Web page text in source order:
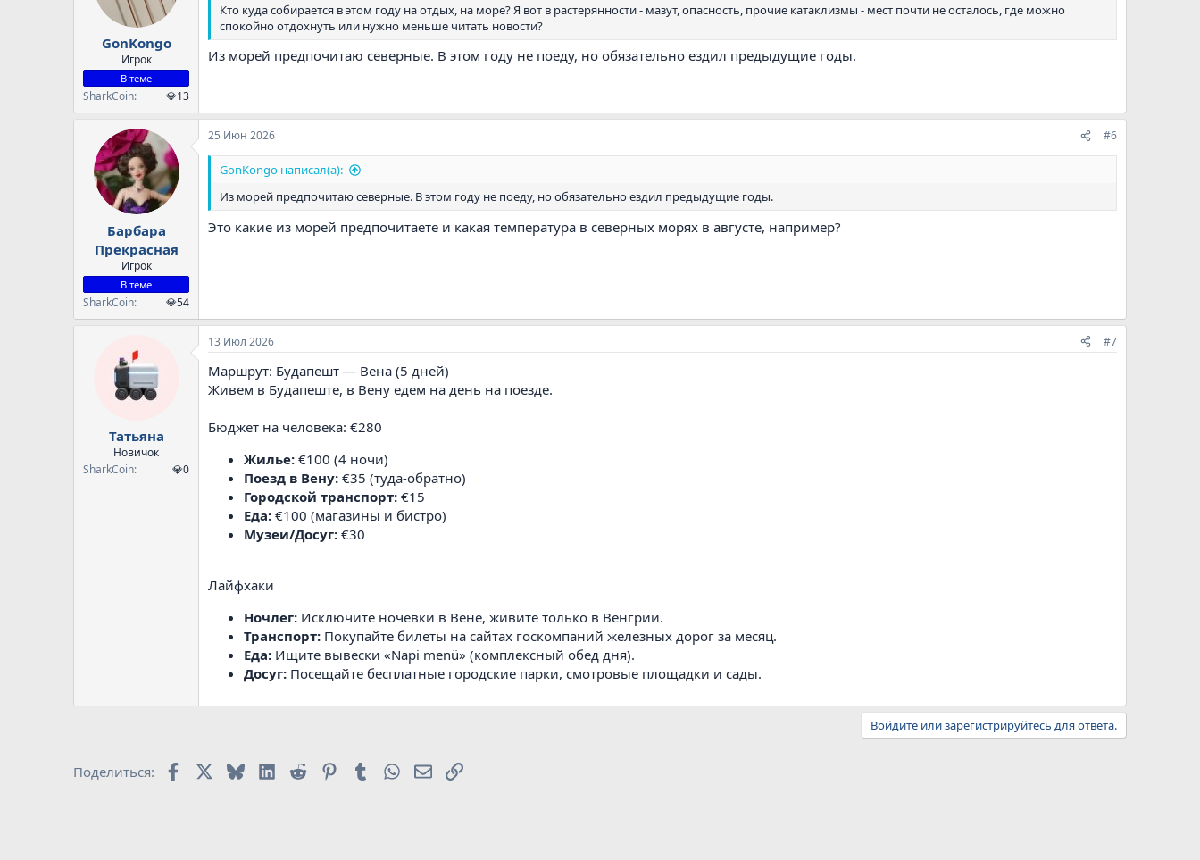
GonKongo
Игрок
В теме
SharkCoin 💎13
Кто куда собирается в этом году на отдых, на море? Я вот в растерянности - мазут, опасность, прочие катаклизмы - мест почти не осталось, где можно
спокойно отдохнуть или нужно меньше читать новости?
Из морей предпочитаю северные. В этом году не поеду, но обязательно ездил предыдущие годы.
Барбара
Прекрасная
Игрок
В теме
SharkCoin 💎54
25 Июн 2026 #6
GonKongo написал(а):
Из морей предпочитаю северные. В этом году не поеду, но обязательно ездил предыдущие годы.
Это какие из морей предпочитаете и какая температура в северных морях в августе, например?
Татьяна
Новичок
SharkCoin
💎0
13 Июл 2026 #7
Маршрут: Будапешт — Вена (5 дней)
Живем в Будапеште, в Вену едем на день на поезде.
Бюджет на человека: €280
Жилье: €100 (4 ночи)
Поезд в Вену: €35 (туда-обратно)
Городской транспорт: €15
Еда: €100 (магазины и бистро)
Музеи/Досуг: €30
Лайфхаки
Ночлег: Исключите ночевки в Вене, живите только в Венгрии.
Транспорт: Покупайте билеты на сайтах госкомпаний железных дорог за месяц.
Еда: Ищите вывески «Napi menü» (комплексный обед дня).
Досуг: Посещайте бесплатные городские парки, смотровые площадки и сады.
Войдите или зарегистрируйтесь для ответа.
Поделиться: Facebook BlueskyLinkedIn
Reddit PinterestTumblrWhatsAppЭлектронная почта
Ссылка